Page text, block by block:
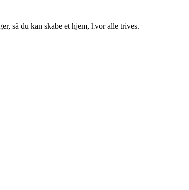
så du kan skabe et hjem, hvor alle trives.